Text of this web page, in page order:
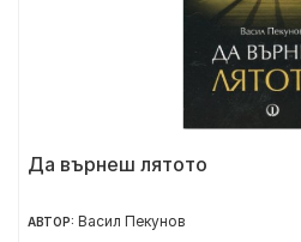
Да върнеш лятото
АВТОР: Васил Пекунов